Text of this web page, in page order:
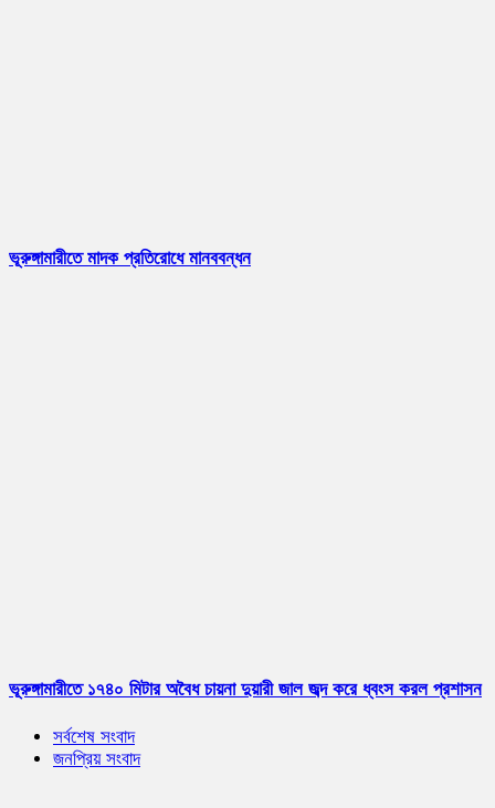
ভূরুঙ্গামারীতে মাদক প্রতিরোধে মানববন্ধন
ভূরুঙ্গামারীতে ১৭৪০ মিটার অবৈধ চায়না দুয়ারী জাল জব্দ করে ধ্বংস করল প্রশাসন
সর্বশেষ সংবাদ
জনপ্রিয় সংবাদ